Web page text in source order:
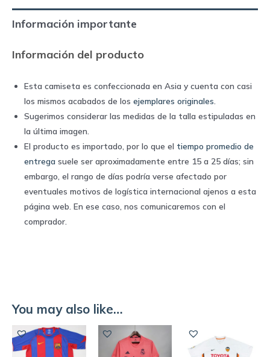
quantity
Información importante
Información del producto
Esta camiseta es confeccionada en Asia y cuenta con casi
los mismos acabados de los ejemplares originales
Sugerimos considerar las medidas de la talla estipuladas en
la última imagen.
El producto es importado, por lo que el tiempo promedio de
entrega suele ser aproximadamente entre 15 a 25 días; sin
embargo, el rango de días podría verse afectado por
eventuales motivos de logística internacional ajenos a esta
página web. En ese caso, nos comunicaremos con el
comprador.
You may also like…